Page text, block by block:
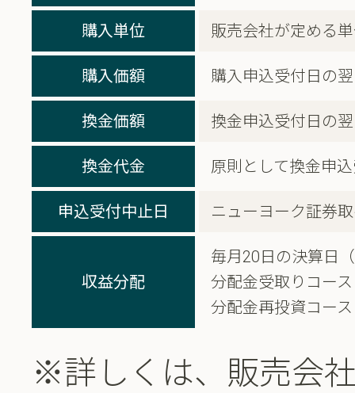
購入単位 販売会社が定める
購入価額 購入申込受付日の
換金価額 換金申込受付日の
換金代金 原則として換金申
申込受付中止日 ニューヨーク証券
収益分配
毎月20日の決算日
分配金受取りコー
分配金再投資コー
※詳しくは、販売会